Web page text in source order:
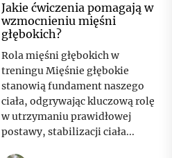
Jakie ćwiczenia pomagają w
wzmocnieniu mięśni
głębokich?
Rola mięśni głębokich w
treningu Mięśnie głębokie
stanowią fundament naszego
ciała, odgrywając kluczową rolę
w utrzymaniu prawidłowej
postawy, stabilizacji ciała...